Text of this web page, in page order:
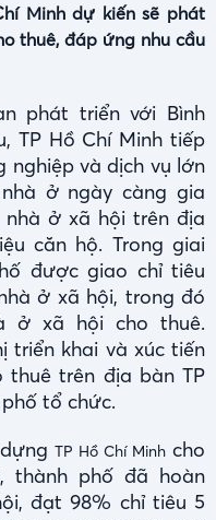
Minh dự kiến sẽ phát
thuê, đáp ứng nhu cầu
phát triển với Bình
TP Hồ Chí Minh tiếp
nghiệp và dịch vụ lớn
ở ngày càng gia
ở xã hội trên địa
căn hộ. Trong giai
được giao chỉ tiêu
ở xã hội, trong đó
ở xã hội cho thuê.
triển khai và xúc tiến
trên địa bàn TP
tổ chức.
dựngTP Hồ Chí Minh cho
thành phố đã hoàn
đạt 98% chỉ tiêu 5